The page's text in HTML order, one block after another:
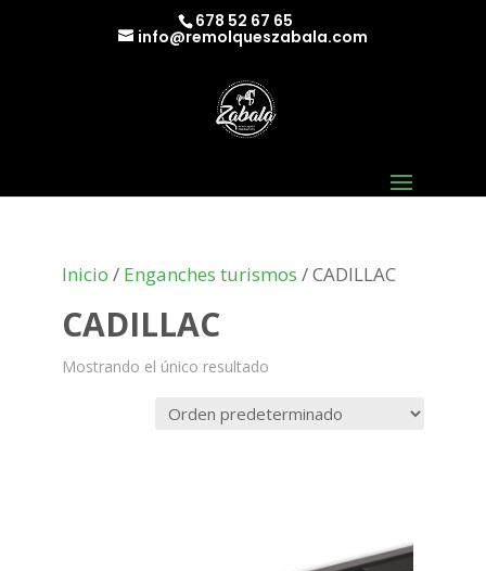
678 52 67 65
info@remolqueszabala.com
Inicio / Enganches turismos / CADILLAC
CADILLAC
Mostrando el único resultado